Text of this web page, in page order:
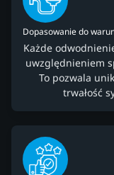
Dopasowanie do
Każde
uwzględnieniem
To pozwala
trwałość